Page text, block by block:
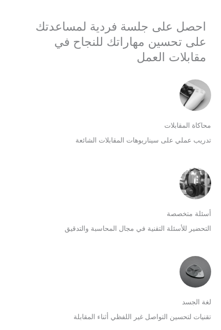
احصل على جلسة فردية لمساعدتك
على تحسين مهاراتك للنجاح في
مقابلات العمل
المقابلات
عملي على سيناريوهات المقابلات الشائعة
متخصصة
للأسئلة التقنية في مجال المحاسبة والتدقيق
الجسد
لتحسين التواصل غير اللفظي أثناء المقابلة